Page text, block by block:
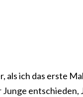
als ich das erste
entschieden,